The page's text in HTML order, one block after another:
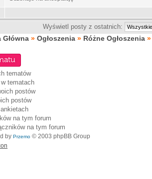
Wyświetl posty z ostatnich:
» Ogłoszenia » Różne Ogłoszenia
tematów
tematach
postów
postów
na tym forum
na tym forum
by Przemo © 2003 phpBB Group